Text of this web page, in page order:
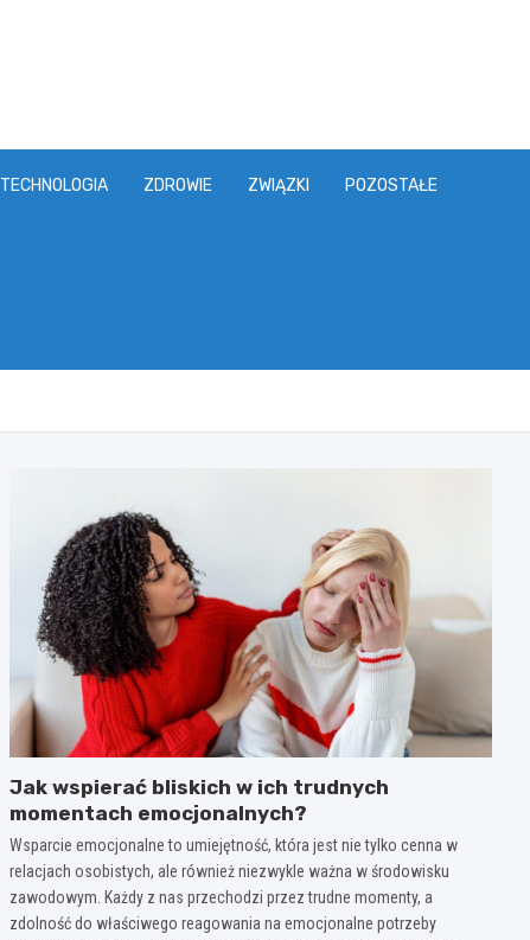
TECHNOLOGIA ZDROWIE ZWIĄZKI POZOSTAŁE
Jak wspierać bliskich w ich trudnych
momentach emocjonalnych?
Wsparcie emocjonalne to umiejętność, która jest nie tylko cenna w
relacjach osobistych, ale również niezwykle ważna w środowisku
zawodowym. Każdy z nas przechodzi przez trudne momenty, a
zdolność do właściwego reagowania na emocjonalne potrzeby